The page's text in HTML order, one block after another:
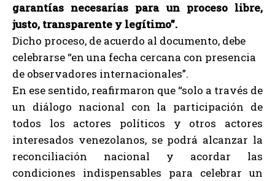
garantías necesarias para un proceso libre,
justo, transparente y legítimo”.
Dicho proceso, de acuerdo al documento, debe
celebrarse “en una fecha cercana con presencia
de observadores internacionales”.
En ese sentido, reafirmaron que “solo a través de
un diálogo nacional con la participación de
todos los actores políticos y otros actores
interesados venezolanos, se podrá alcanzar la
reconciliación nacional y acordar las
condiciones indispensables para celebrar un